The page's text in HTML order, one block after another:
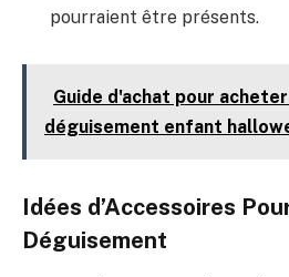
pourraient être présents.
Guide d'achat pour
déguisement enfant
Idées d’Accessoires
Déguisement